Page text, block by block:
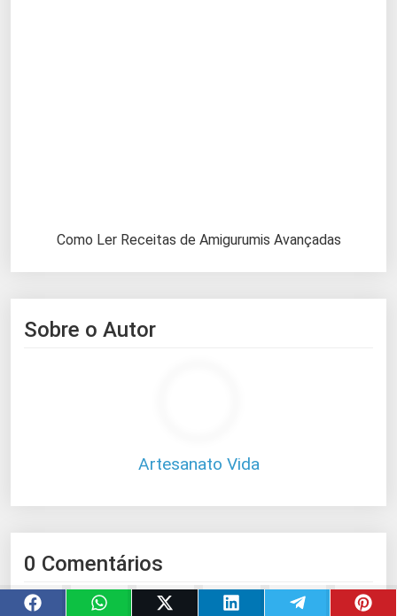
Como Ler Receitas de Amigurumis Avançadas
Sobre o Autor
Artesanato Vida
0 Comentários
Deixe uma resposta